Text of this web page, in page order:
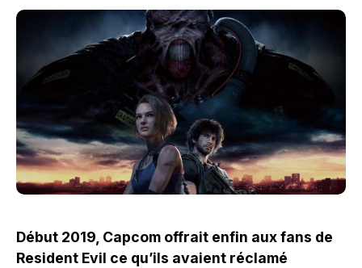
Début 2019, Capcom offrait enfin aux fans de
Resident Evil ce qu’ils avaient réclamé